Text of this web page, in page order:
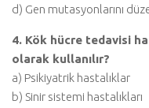
d) Gen mutasyonlarını
4. Kök hücre tedavisi
olarak kullanılır?
a) Psikiyatrik hastalıklar
b) Sinir sistemi hastalıkları